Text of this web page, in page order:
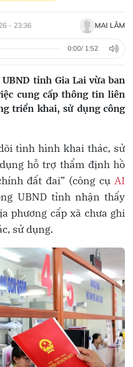
- 23:36 MAI LÂM
0:00/ 1:52
tỉnh Gia Lai vừa ban
cung cấp thông tin liên
triển khai, sử dụng công
tình hình khai thác, sử
hỗ trợ thẩm định hồ
đất đai” (công cụ AI
UBND tỉnh nhận thấy
phương cấp xã chưa ghi
sử dụng.